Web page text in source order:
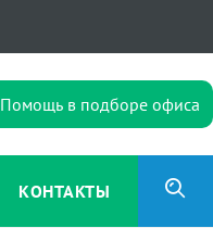
Помощь в подборе офиса
КОНТАКТЫ